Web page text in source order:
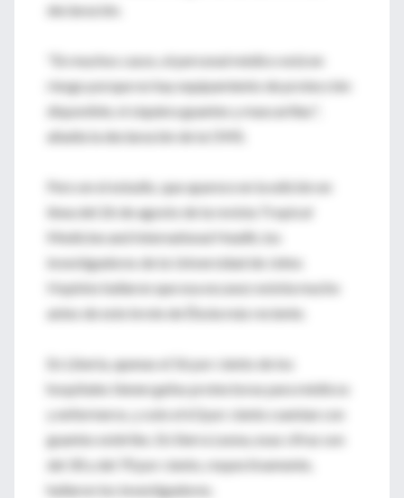
declaración.
"En muchos casos, el personal médico está en
riesgo porque no hay equipamiento de protección
disponible, ni siquiera guantes y mascarillas",
añadía la declaración de la OMS.
Pero en el estudio, que aparece en la edición en
línea del 26 de agosto de la revista Tropical
Medicine and International Health, los
investigadores de la Universidad de Johns
Hopkins hallaron que esa escasez existía mucho
antes de este brote de Ébola más reciente.
En Liberia, apenas el 56 por ciento de los
hospitales tienen gafas protectoras para médicos
y enfermeros, y solo el 63 por ciento cuentan con
guantes estériles. En Sierra Leona, esas cifras son
del 30 y del 70 por ciento, respectivamente,
hallaron los investigadores.